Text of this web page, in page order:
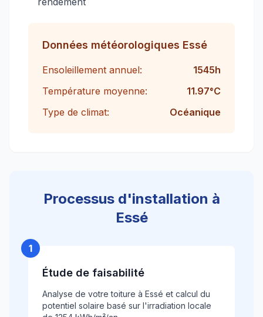
Données météorologiques Essé
Ensoleillement annuel: 1545h
Température moyenne:
11.97°C
Type de climat:
Océanique
Processus d'installation à
Essé
1
Étude de faisabilité
Analyse de votre toiture à Essé et calcul du
potentiel solaire basé sur l'irradiation locale